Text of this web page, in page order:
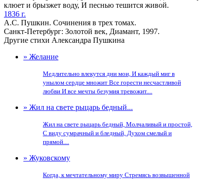
клюет и брызжет воду, И песнью тешится живой.
1836 г.
А.С. Пушкин. Сочинения в трех томах.
Санкт-Петербург: Золотой век, Диамант, 1997.
Другие стихи Александра Пушкина
» Желание
Медлительно влекутся дни мои, И каждый миг в
унылом сердце множит Все горести несчастливой
любви И все мечты безумия тревожит....
» Жил на свете рыцарь бедный...
Жил на свете рыцарь бедный, Молчаливый и простой,
С виду сумрачный и бледный, Духом смелый и
прямой....
» Жуковскому
Когда, к мечтательному миру Стремясь возвышенной